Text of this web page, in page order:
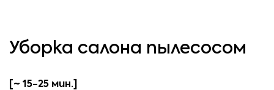
Уборка салона пылесосом
[~ 15-25 мин.]